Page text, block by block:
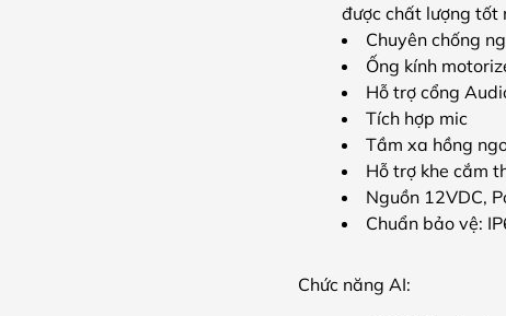
được chất lượng tốt
Chuyên chống
Ống kính
Hỗ trợ cổng
Tích hợp mic
Tầm xa hồng
Hỗ trợ khe cắm
Nguồn 12VDC,
Chuẩn bảo vệ:
Chức năng AI: